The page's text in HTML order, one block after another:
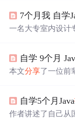
还自制网站汇总靠
7个月我 自学
一名大专室内设计
理、坚持学习、多
习线路图、课程资
自学 9个月
本文分享了一位前
径，以及提升技巧
自学5个月Java
作者讲述了自己从